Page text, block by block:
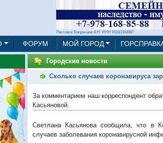
Реклама: Вандышев А.Н. ИНН 911113162887
ФОРУМ МОЙ ГОРОД
Городские новости
Сколько случаев коронавируса
За комментарием наш корреспондент
Касьяновой.
Светлана Касьянова сообщила, что в
случаев заболевания коронавирусной